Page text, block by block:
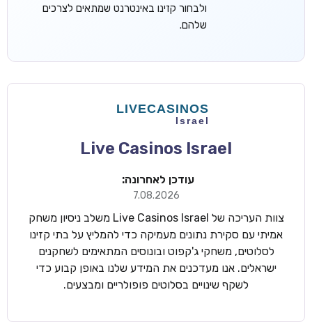
ולבחור קזינו באינטרנט שמתאים לצרכים
שלהם.
Live Casinos Israel
עודכן לאחרונה:
7.08.2026
צוות העריכה של Live Casinos Israel משלב ניסיון משחק
אמיתי עם סקירת נתונים מעמיקה כדי להמליץ על בתי קזינו
לסלוטים, משחקי ג'קפוט ובונוסים המתאימים לשחקנים
ישראלים. אנו מעדכנים את המידע שלנו באופן קבוע כדי
לשקף שינויים בסלוטים פופולריים ומבצעים.